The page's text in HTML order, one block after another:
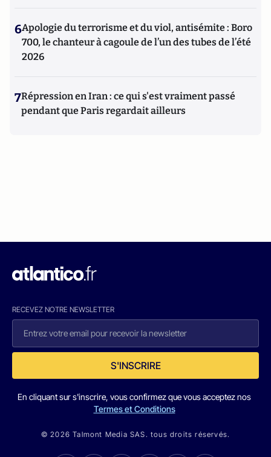
6Apologie du terrorisme et du viol, antisémite : Boro
700, le chanteur à cagoule de l’un des tubes de l’été
2026
7Répression en Iran : ce qui s'est vraiment passé
pendant que Paris regardait ailleurs
RECEVEZ NOTRE NEWSLETTER
S'INSCRIRE
En cliquant sur s'inscrire, vous confirmez que vous acceptez nos
Termes et Conditions
© 2026 Talmont Media SAS. tous droits réservés.